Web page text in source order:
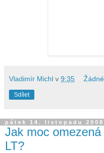
Vladimír Michl v 9:35
Sdílet
pátek 14. listopadu 2008
Jak moc
LT?